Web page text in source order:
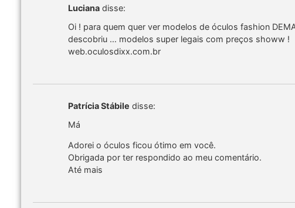
Luciana disse:
Oi ! para quem quer ver modelos de óculos fashion
descobriu … modelos super legais com preços showw !
web.oculosdixx.com.br
Patrícia Stábile disse:
Má
Adorei o óculos ficou ótimo em você.
Obrigada por ter respondido ao meu comentário.
Até mais